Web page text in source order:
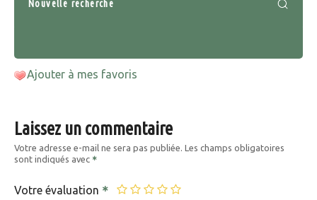
Nouvelle recherche
Ajouter à mes favoris
Laissez un commentaire
Votre adresse e-mail ne sera pas publiée. Les champs obligatoires
sont indiqués avec
Votre évaluation